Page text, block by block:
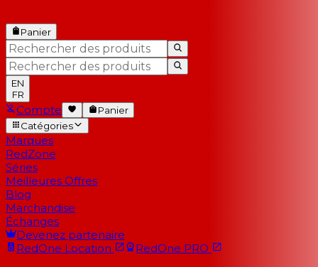
Panier
EN
FR
Compte
Panier
Catégories
Marques
RedZone
Séries
Meilleures Offres
Blog
Marchandise
Échanges
Devenez partenaire
RedOne Location RedOne PRO